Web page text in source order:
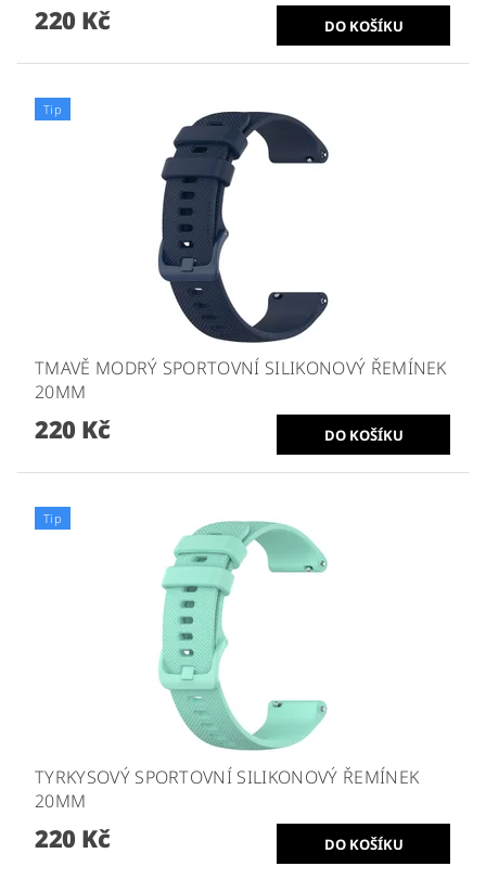
220 Kč
Tip
TMAVĚ MODRÝ SPORTOVNÍ SILIKONOVÝ ŘEMÍNEK
20MM
220 Kč
Tip
TYRKYSOVÝ SPORTOVNÍ SILIKONOVÝ ŘEMÍNEK
20MM
220 Kč